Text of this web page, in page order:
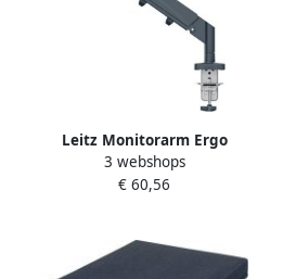
Leitz Monitorarm Ergo
ruimtebesparend enkel
donkergrijs
3 webshops
€ 60,56